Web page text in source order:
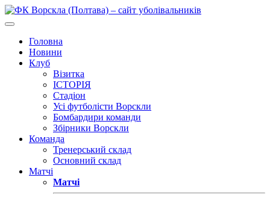
Головна
Новини
Клуб
Візитка
ІСТОРІЯ
Стадіон
Усі футболісти Ворскли
Бомбардири команди
Збірники Ворскли
Команда
Тренерський склад
Основний склад
Матчі
Матчі